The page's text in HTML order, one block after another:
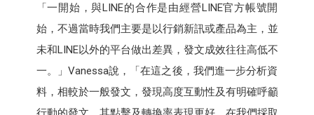
「一開始，與LINE的合作是由經營LINE官方帳號開
始，不過當時我們主要是以行銷新訊或產品為主，並
未和LINE以外的平台做出差異，發文成效往往高低不
一。」Vanessa說，「在這之後，我們進一步分析資
料，相較於一般發文，發現高度互動性及有明確呼籲